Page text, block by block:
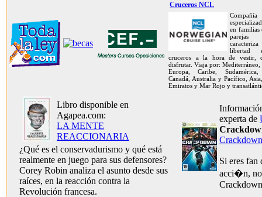
Cruceros NCL
Compañía
en familias
libertad
cruceros a la hora de vestir,
disfrutar. Viaja por: Mediterráneo,
Europa, Caribe, Sudamérica,
Canadá, Australia y Pacífico,
Emiratos y Mar Rojo y
Libro disponible en
Agapea.com:
LA MENTE
REACCIONARIA
¿Qué es el conservadurismo y qué está
realmente en juego para sus defensores?
Corey Robin analiza el asunto desde sus
raíces, en la reacción contra la
Revolución francesa.
experta de
Si eres fan
acci�n, no
Crackdown